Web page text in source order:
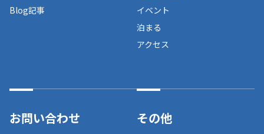
Blog記事
イベント
泊まる
アクセス
お問い合わせ その他